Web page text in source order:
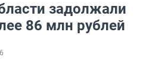
задолжали
86 млн рублей